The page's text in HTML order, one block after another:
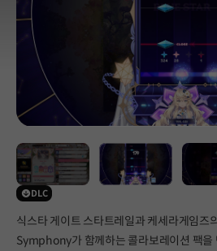
DLC
식스타 게이트 스타트레일과 케세라게임즈
Symphony가 함께하는 콜라보레이션 팩을 만